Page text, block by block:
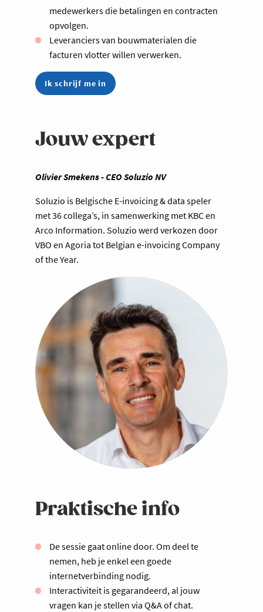
medewerkers die betalingen en contracten
opvolgen.
Leveranciers van bouwmaterialen die
facturen vlotter willen verwerken.
Ik schrijf me in
Jouw expert
Olivier Smekens - CEO Soluzio NV
Soluzio is Belgische E-invoicing & data speler
met 36 collega’s, in samenwerking met KBC en
Arco Information. Soluzio werd verkozen door
VBO en Agoria tot Belgian e-invoicing Company
of the Year.
Praktische info
De sessie gaat online door. Om deel te
nemen, heb je enkel een goede
internetverbinding nodig.
Interactiviteit is gegarandeerd, al jouw
vragen kan je stellen via Q&A of chat.